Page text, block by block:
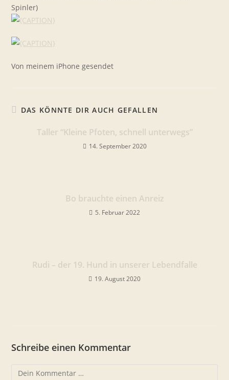
Spinler)
Von meinem iPhone gesendet
DAS KÖNNTE DIR AUCH GEFALLEN
Taller “Kleine Pfoten, schnell unterwegs”
14. September 2020
Bo brauchte einen Anreiz
5. Februar 2022
Rudi – der 19. Hund in unserer Lebendfalle
19. August 2020
Schreibe einen Kommentar
Kommentar